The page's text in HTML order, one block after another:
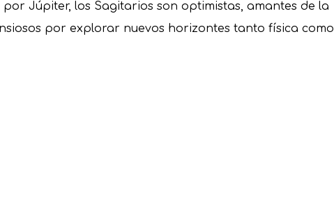
Júpiter, los Sagitarios son optimistas, amantes de la
por explorar nuevos horizontes tanto física como